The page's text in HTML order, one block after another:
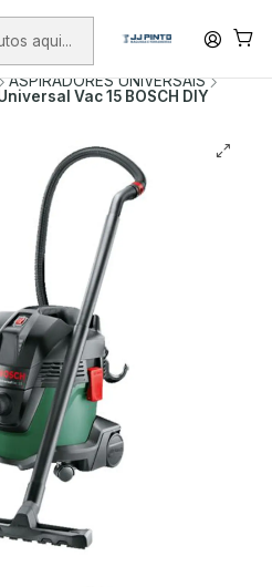
+75€ (excepto ilhas)
FERRAMENTAS COM FIO
ASPIRADORES UNIVERSAIS
Vac 15 BOSCH DIY